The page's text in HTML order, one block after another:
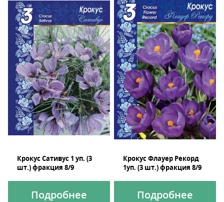
Крокус Сативус 1 уп. (3
шт.) фракция 8/9
Подробнее
Крокус Флауер Рекорд
1уп. (3 шт.) фракция 8/9
Подробнее